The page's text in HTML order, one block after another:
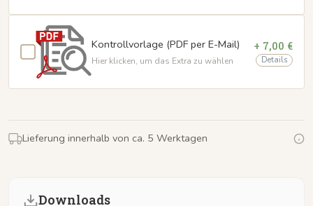
Kontrollvorlage (PDF per E-Mail)
Hier klicken, um das Extra zu wählen
+ 7,00 €
Details
Lieferung innerhalb von ca. 5 Werktagen
Downloads